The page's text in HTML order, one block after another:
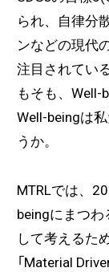
られ、自律分
ンなどの現代
注目されてい
もそも、Well-
Well-beingは
うか。
MTRLでは、
beingにまつ
して考えるた
「Material